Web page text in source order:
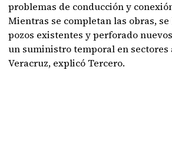
problemas de conducción y
Mientras se completan las obras,
pozos existentes y perforado
un suministro temporal en sectores
Veracruz, explicó Tercero.